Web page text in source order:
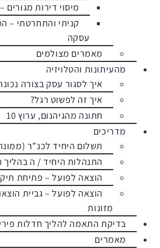
מיסוי דירות מגורים
קניתי והתחרטתי –
עסקה
מאמרים מצולמים
מהעיתונות והטלויזיה
איך לסגור עסק בצורה
איך זה לפשוט רגל?
חתונה מהגיהנום, ערוץ 10
מדריכים
תשלום היחיד לכנ”ר
התנהלות היחיד / ה בהליך
הוצאה לפועל – פתיחת תיק
הוצאה לפועל – גביית
מזונות
בדיקת התאמה להליך חדלות
מאמרים